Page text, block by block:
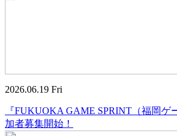
2026.06.19 Fri
『FUKUOKA GAME SPRINT（福岡ゲ
加者募集開始！